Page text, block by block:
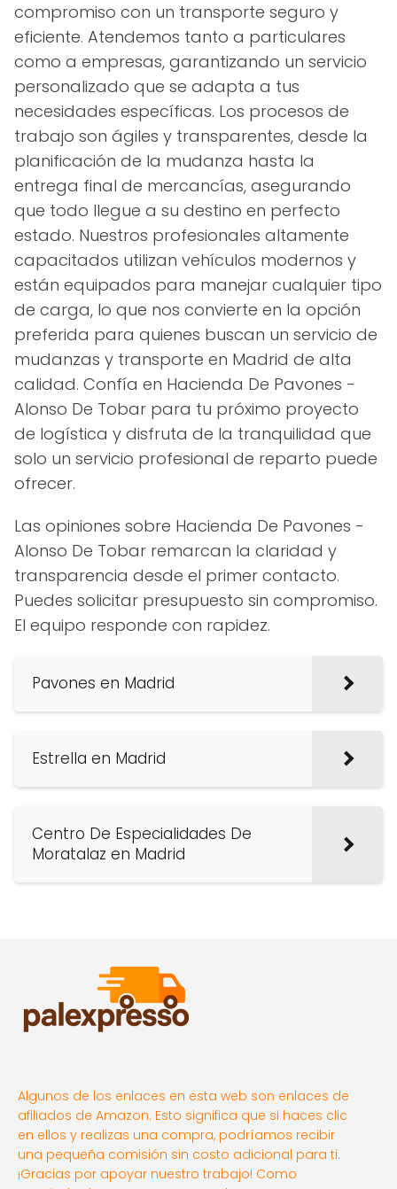
compromiso con un transporte seguro y
eficiente. Atendemos tanto a particulares
como a empresas, garantizando un servicio
personalizado que se adapta a tus
necesidades específicas. Los procesos de
trabajo son ágiles y transparentes, desde la
planificación de la mudanza hasta la
entrega final de mercancías, asegurando
que todo llegue a su destino en perfecto
estado. Nuestros profesionales altamente
capacitados utilizan vehículos modernos y
están equipados para manejar cualquier tipo
de carga, lo que nos convierte en la opción
preferida para quienes buscan un servicio de
mudanzas y transporte en Madrid de alta
calidad. Confía en Hacienda De Pavones -
Alonso De Tobar para tu próximo proyecto
de logística y disfruta de la tranquilidad que
solo un servicio profesional de reparto puede
ofrecer.
Las opiniones sobre Hacienda De Pavones -
Alonso De Tobar remarcan la claridad y
transparencia desde el primer contacto.
Puedes solicitar presupuesto sin compromiso.
El equipo responde con rapidez.
Pavones en Madrid
Estrella en Madrid
Centro De Especialidades De
Moratalaz en Madrid
Algunos de los enlaces en esta web son enlaces de
afiliados de Amazon. Esto significa que si haces clic
en ellos y realizas una compra, podríamos recibir
una pequeña comisión sin costo adicional para ti.
¡Gracias por apoyar nuestro trabajo! Como